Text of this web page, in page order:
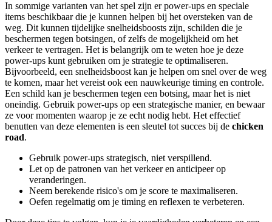
In sommige varianten van het spel zijn er power-ups en speciale
items beschikbaar die je kunnen helpen bij het oversteken van de
weg. Dit kunnen tijdelijke snelheidsboosts zijn, schilden die je
beschermen tegen botsingen, of zelfs de mogelijkheid om het
verkeer te vertragen. Het is belangrijk om te weten hoe je deze
power-ups kunt gebruiken om je strategie te optimaliseren.
Bijvoorbeeld, een snelheidsboost kan je helpen om snel over de weg
te komen, maar het vereist ook een nauwkeurige timing en controle.
Een schild kan je beschermen tegen een botsing, maar het is niet
oneindig. Gebruik power-ups op een strategische manier, en bewaar
ze voor momenten waarop je ze echt nodig hebt. Het effectief
benutten van deze elementen is een sleutel tot succes bij de chicken
road.
Gebruik power-ups strategisch, niet verspillend.
Let op de patronen van het verkeer en anticipeer op
veranderingen.
Neem berekende risico's om je score te maximaliseren.
Oefen regelmatig om je timing en reflexen te verbeteren.